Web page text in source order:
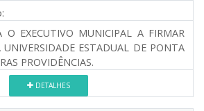
O EXECUTIVO MUNICIPAL A FIRMAR
ESTADUAL DE PONTA
PROVIDÊNCIAS.
DETALHES